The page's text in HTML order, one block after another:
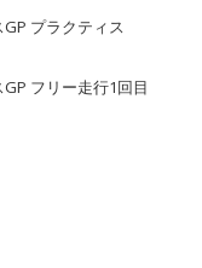
プラクティス
フリー走行1回目